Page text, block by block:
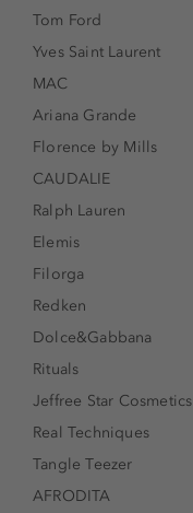
Tom Ford
Yves Saint Laurent
MAC
Ariana Grande
Florence by Mills
CAUDALIE
Ralph Lauren
Elemis
Filorga
Redken
Dolce&Gabbana
Rituals
Jeffree Star Cosmetics
Real Techniques
Tangle Teezer
AFRODITA